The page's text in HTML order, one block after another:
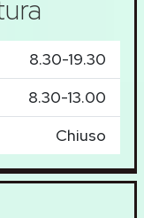
8.30-19.30
8.30-13.00
Chiuso